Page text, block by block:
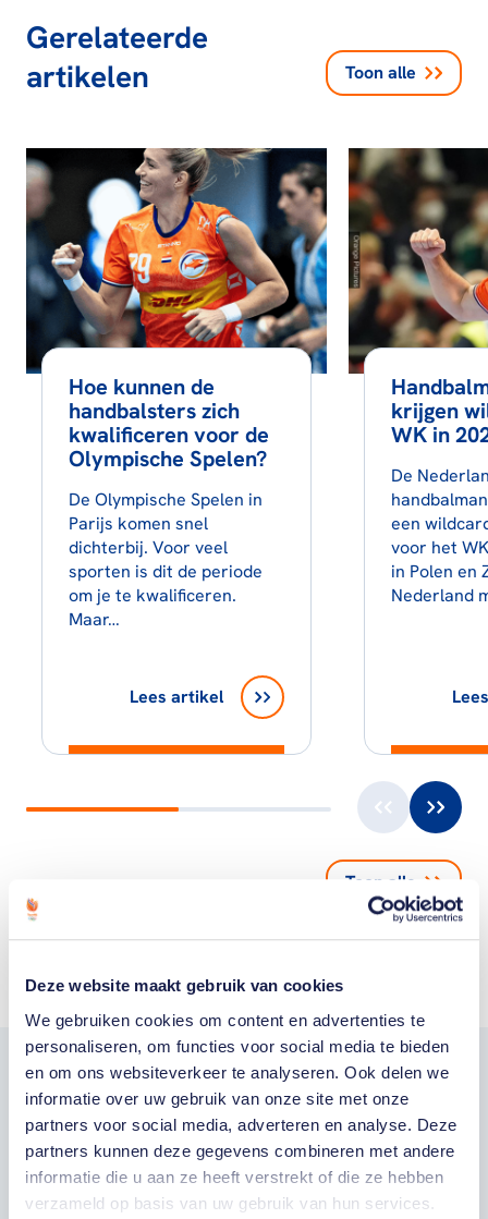
Deze website maakt gebruik van cookies
We gebruiken cookies om content en advertenties te
personaliseren, om functies voor social media te bieden
en om ons websiteverkeer te analyseren. Ook delen we
informatie over uw gebruik van onze site met onze
partners voor social media, adverteren en analyse. Deze
partners kunnen deze gegevens combineren met andere
informatie die u aan ze heeft verstrekt of die ze hebben
verzameld op basis van uw gebruik van hun services.
Gerelateerde
artikelen
Toon alle
Hoe kunnen de
handbalsters zich
kwalificeren voor de
Olympische Spelen?
De Olympische Spelen in
Parijs komen snel
dichterbij. Voor veel
sporten is dit de periode
om je te kwalificeren.
Maar…
Lees artikel
krijgen
WK in
De
een
voor het
in Polen en
Nederland
Toon alle
Word fan van
TeamNL
Wil je als fan van TeamNL als eerste op de